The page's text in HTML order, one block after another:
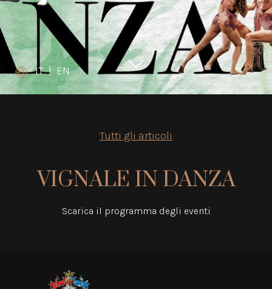
IT| EN
Tutti gli articoli
VIGNALE IN DANZA
Scarica il programma degli eventi